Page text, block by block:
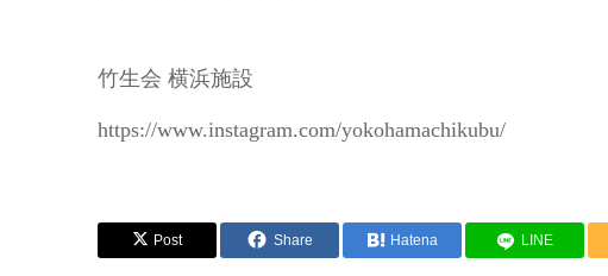
竹生会 横浜施設
https://www.instagram.com/yokohamachikubu/
Post Share Hatena LINE